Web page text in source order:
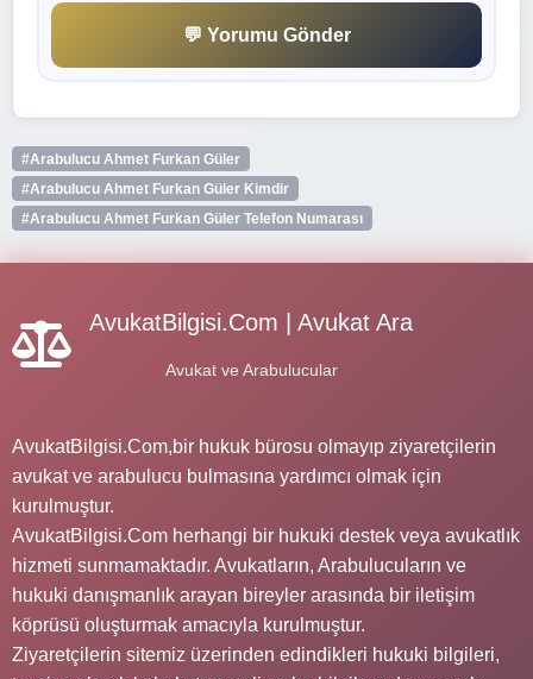
💬 Yorumu Gönder
#Arabulucu Ahmet Furkan Güler
#Arabulucu Ahmet Furkan Güler Kimdir
#Arabulucu Ahmet Furkan Güler Telefon Numarası
AvukatBilgisi.Com | Avukat Ara
Avukat ve Arabulucular
AvukatBilgisi.Com,bir hukuk bürosu olmayıp ziyaretçilerin
avukat ve arabulucu bulmasına yardımcı olmak için
kurulmuştur.
AvukatBilgisi.Com herhangi bir hukuki destek veya avukatlık
hizmeti sunmamaktadır. Avukatların, Arabulucuların ve
hukuki danışmanlık arayan bireyler arasında bir iletişim
köprüsü oluşturmak amacıyla kurulmuştur.
Ziyaretçilerin sitemiz üzerinden edindikleri hukuki bilgileri,